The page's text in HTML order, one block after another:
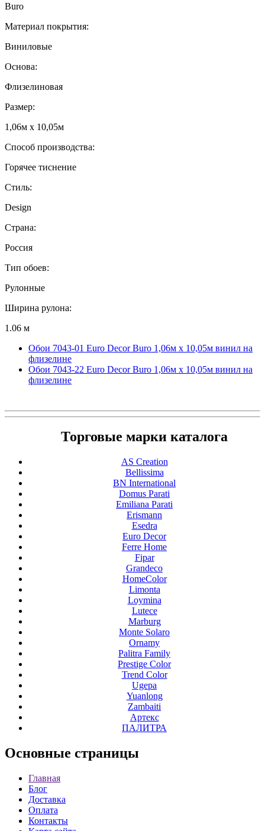
Buro
Материал покрытия:
Виниловые
Основа:
Флизелиновая
Размер:
1,06м х 10,05м
Способ производства:
Горячее тиснение
Стиль:
Design
Страна:
Россия
Тип обоев:
Рулонные
Ширина рулона:
1.06 м
Обои 7043-01 Euro Decor Buro 1,06м х 10,05м винил на
флизелине
Обои 7043-22 Euro Decor Buro 1,06м х 10,05м винил на
флизелине
Торговые марки каталога
AS Creation
Bellissima
BN International
Domus Parati
Emiliana Parati
Erismann
Esedra
Euro Decor
Ferre Home
Fipar
Grandeco
HomeColor
Limonta
Loymina
Lutece
Marburg
Monte Solaro
Ornamy
Palitra Family
Prestige Color
Trend Color
Ugepa
Yuanlong
Zambaiti
Артекс
ПАЛИТРА
Основные страницы
Главная
Блог
Доставка
Оплата
Контакты